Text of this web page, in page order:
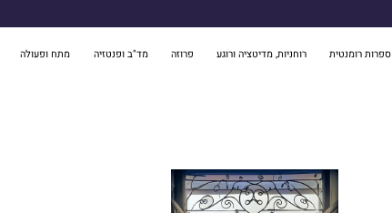
ספרות רומנטית רוחניות, מדיטציה ורוגע פרוזה מד"ב ופנטזיה מתח ופעולה